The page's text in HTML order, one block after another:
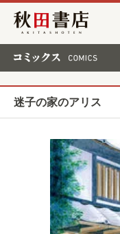
秋田書店
迷子の家のアリス